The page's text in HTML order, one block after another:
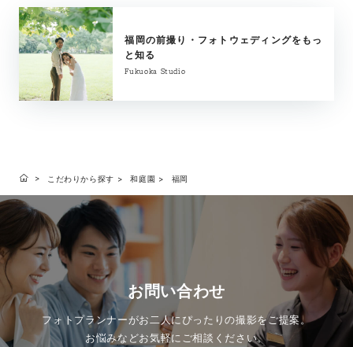
福岡の前撮り・フォトウェディングをもっ
と知る
Fukuoka Studio
こだわりから探す 和庭園 福岡
お問い合わせ
フォトプランナーがお二人にぴったりの撮影をご提案。
お悩みなどお気軽にご相談ください。